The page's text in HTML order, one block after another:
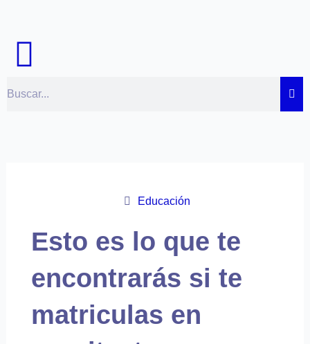
contenido
Educación
Esto es lo que te
encontrarás si te
matriculas en